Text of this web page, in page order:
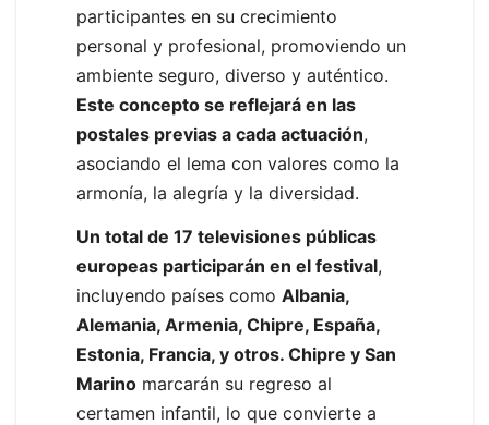
participantes en su crecimiento
personal y profesional, promoviendo un
ambiente seguro, diverso y auténtico.
Este concepto se reflejará en las
postales previas a cada actuación,
asociando el lema con valores como la
armonía, la alegría y la diversidad.
Un total de 17 televisiones públicas
europeas participarán en el festival,
incluyendo países como Albania,
Alemania, Armenia, Chipre, España,
Estonia, Francia, y otros. Chipre y San
Marino marcarán su regreso al
certamen infantil, lo que convierte a